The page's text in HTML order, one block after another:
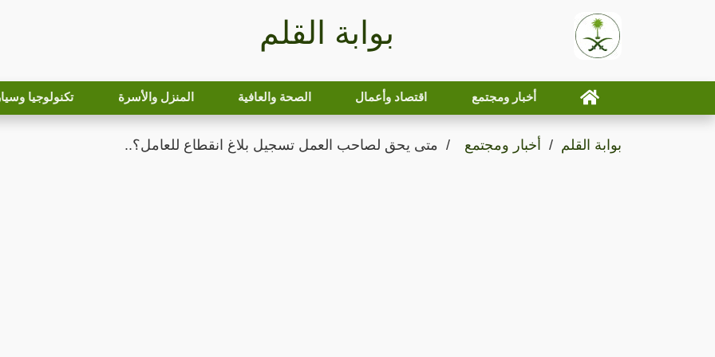
بوابة القلم
أخبار ومجتمع اقتصاد وأعمال الصحة والعافية المنزل والأسرة تكنولوجيا
بوابة القلم أخبار ومجتمع متى يحق لصاحب العمل تسجيل بلاغ انقطاع للعامل؟..